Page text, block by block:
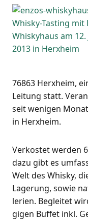
76863 Herx­heim,
Lei­tung statt.
seit weni­gen
in Herxheim.
Ver­kos­tet wer­den
dazu gibt es
Welt des Whis­ky,
Lage­rung, sowie
le­rien. Beglei­tet
gi­gen Buf­fet inkl.